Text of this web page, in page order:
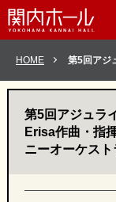
メニュー
HOME 第5回アジ
第5回アジュラ
Erisa作曲・指
ニーオーケスト